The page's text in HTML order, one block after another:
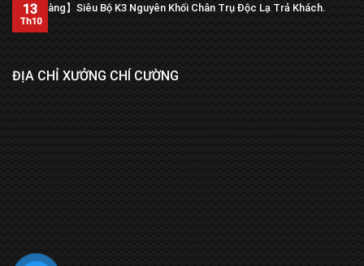
【Trả hàng】Siêu Bộ K3 Nguyên Khối Chân Trụ Độc Lạ Trả Khách.
13
Th10
ĐỊA CHỈ XƯỞNG CHÍ CƯỜNG